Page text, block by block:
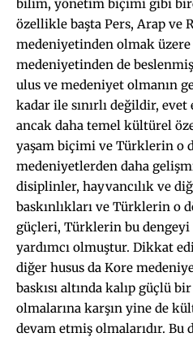
bilim, yönetim biçimi gibi
özellikle başta Pers, Arap ve
medeniyetinden olmak
medeniyetinden de
ulus ve medeniyet olmanın
kadar ile sınırlı değildir,
ancak daha temel kültürel
yaşam biçimi ve Türklerin o
medeniyetlerden daha
disiplinler, hayvancılık ve
baskınlıkları ve Türklerin o
güçleri, Türklerin bu dengeyi
yardımcı olmuştur. Dikkat
diğer husus da Kore
baskısı altında kalıp güçlü
olmalarına karşın yine de
devam etmiş olmalarıdır. Bu